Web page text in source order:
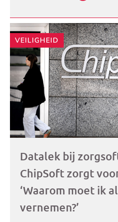
VEILIGHEID
Datalek bij
ChipSoft zorgt
‘Waarom moet ik
vernemen?’